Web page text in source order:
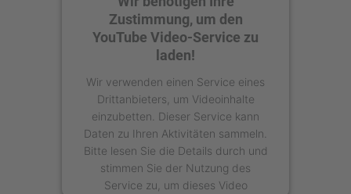
Zustimmung, um den
YouTube Video-Service zu
laden!
Wir verwenden einen Service eines
Drittanbieters, um Videoinhalte
einzubetten. Dieser Service kann
Daten zu Ihren Aktivitäten sammeln.
Bitte lesen Sie die Details durch und
stimmen Sie der Nutzung des
Service zu, um dieses Video